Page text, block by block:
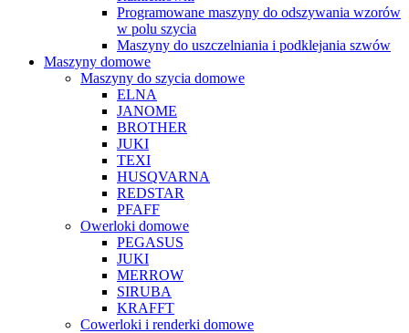
Programowane maszyny do odszywania wzorów
w polu szycia
Maszyny do uszczelniania i podklejania szwów
Maszyny domowe
Maszyny do szycia domowe
ELNA
JANOME
BROTHER
JUKI
TEXI
HUSQVARNA
REDSTAR
PFAFF
Owerloki domowe
PEGASUS
JUKI
MERROW
SIRUBA
KRAFFT
Cowerloki i renderki domowe